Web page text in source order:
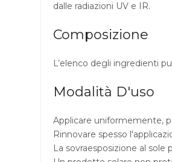
dalle radiazioni UV e IR.
Composizione
L’elenco degli ingredienti
Modalità D'uso
Applicare uniformemente,
Rinnovare spesso
La sovraesposizione al sole